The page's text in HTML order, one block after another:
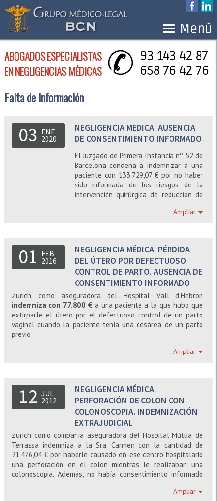
Menú
93 143 42 87
658 76 42 76
ABOGADOS ESPECIALISTAS
EN NEGLIGENCIAS MÉDICAS
Falta de información
03 ENE
2020
NEGLIGENCIA MEDICA. AUSENCIA
DE CONSENTIMIENTO INFORMADO
El Juzgado de Primera Instancia nº 52 de
Barcelona condena a indemnizar a una
paciente con 133.729,07 € por no haber
sido informada de los riesgos de la
intervención quirúrgica de reducción de
que la paciente se tuviera que someter
a nueve intervenciones quirúrgicas
adicionales, que no pudiera comer sólido
durante tres años y que sufriera
pérdidas de consciencia con caídas y
traumatismos por bajadas de azúcar
repentinas.
El Juzgado considera acreditado que, si
Ampliar
01 FEB
2016
NEGLIGENCIA MÉDICA. PÉRDIDA
DEL ÚTERO POR DEFECTUOSO
CONTROL DE PARTO. AUSENCIA DE
CONSENTIMIENTO INFORMADO
Zurich, como aseguradora del Hospital Vall d’Hebron
indemniza con 77.800 € a una paciente a la que hubo que
extirparle el útero por el defectuoso control de un parto
vaginal cuando la paciente tenía una cesárea de un parto
previo.
Además, no había sido informada de los riesgos por lo que
Ampliar
12 JUL
2012
NEGLIGENCIA MÉDICA.
PERFORACIÓN DE COLON CON
COLONOSCOPIA. INDEMNIZACIÓN
EXTRAJUDICIAL
Zurich como compañía aseguradora del Hospital Mútua de
Terrassa indemniza a la Sra. Carmen con la cantidad de
21.476,04 € por haberle causado en ese centro hospitalario
una perforación en el colon mientras le realizaban una
colonoscopia. Además, no había consentimiento informado
Ampliar